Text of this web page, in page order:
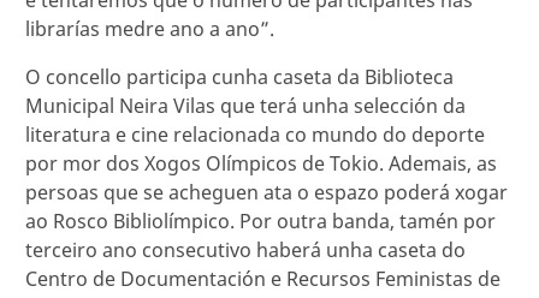
librarías medre ano a ano”.
O concello participa cunha caseta da Biblioteca
Municipal Neira Vilas que terá unha selección da
literatura e cine relacionada co mundo do deporte
por mor dos Xogos Olímpicos de Tokio. Ademais, as
persoas que se acheguen ata o espazo poderá xogar
ao Rosco Bibliolímpico. Por outra banda, tamén por
terceiro ano consecutivo haberá unha caseta do
Centro de Documentación e Recursos Feministas de